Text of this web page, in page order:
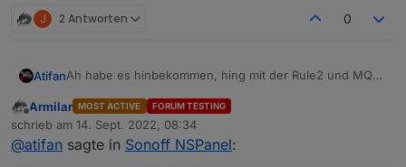
Man könnte das sicherlich über eine zusätzliche
der Seiten
J 2 Antworten 0
AtifanAh habe es hinbekommen, hing mit der Rule2 und MQTT
Habs so geändert
Rule2 on Button1#state do Publish %topic%/tele/RESULT
{"CustomRecv":"event,button1"} endon on
Button2#state do Publish %topic%/tele/RESULT
Jetzt funktionieren die Buttons, aber sie scrollen nicht
Offline
Armilar MOST ACTIVE FORUM TESTING
schrieb am 14. Sept. 2022, 08:34
zuletzt editiert von
@atifan sagte in Sonoff NSPanel: